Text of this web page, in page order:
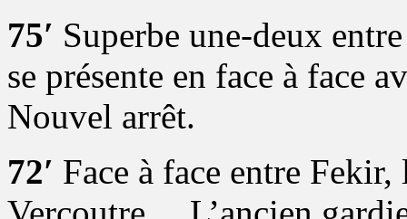
75′ Superbe une-deux
se présente en face à face
Nouvel arrêt.
72′ Face à face entre